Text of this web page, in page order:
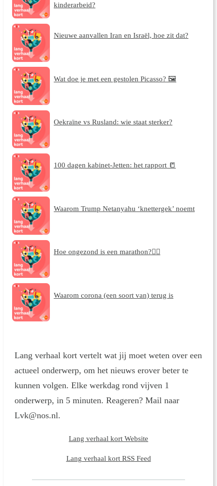
kinderarbeid?
Nieuwe aanvallen Iran en Israël, hoe zit dat?
Wat doe je met een gestolen Picasso? 🖼️
Oekraïne vs Rusland: wie staat sterker?
100 dagen kabinet-Jetten: het rapport 📒
Waarom Trump Netanyahu ‘knettergek’ noemt
Hoe ongezond is een marathon?🏃‍♀️
Waarom corona (een soort van) terug is
Lang verhaal kort vertelt wat jij moet weten over een
actueel onderwerp, om het nieuws erover beter te
kunnen volgen. Elke werkdag rond vijven 1
onderwerp, in 5 minuten. Reageren? Mail naar
Lvk@nos.nl.
Lang verhaal kort Website
Lang verhaal kort RSS Feed